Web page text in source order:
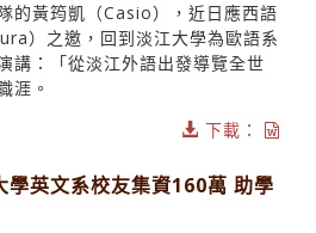
的黃筠凱（Casio），近日應西語
）之邀，回到淡江大學為歐語系
講：「從淡江外語出發導覽全世
涯。
下載：
學英文系校友集資160萬 助學